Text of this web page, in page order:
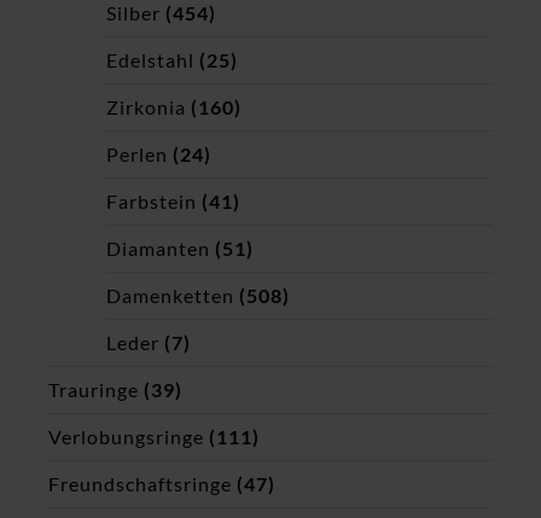
Silber (454)
Edelstahl (25)
Zirkonia (160)
Perlen (24)
Farbstein (41)
Diamanten (51)
Damenketten (508)
Leder (7)
Trauringe (39)
Verlobungsringe (111)
Freundschaftsringe (47)